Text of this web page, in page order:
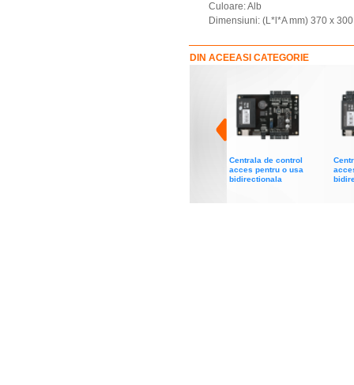
Culoare: Alb
Dimensiuni: (L*l*A mm) 370 x
DIN ACEEASI CATEGORIE
Centrala de control
acces pentru o usa
bidirectionala